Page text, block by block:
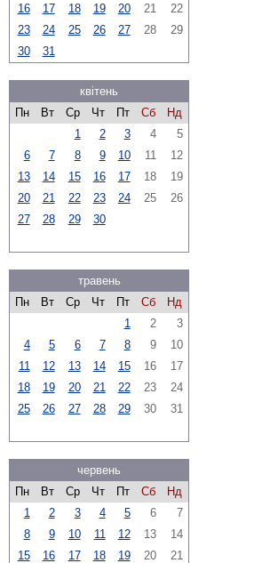
16
17 18 19 20 21
22
23
24 25 26 27 28
29
30
31
квітень
Пн
Вт Ср Чт Пт Сб
Нд
1
2 3 4
5
6
7 8 9 10 11
12
13
14 15 16 17 18
19
20
21 22 23 24 25
26
27
28 29 30
травень
Пн
Вт Ср Чт Пт Сб
Нд
1
2
3
4
5 6 7 8 9
10
11
12 13 14 15 16
17
18
19 20 21 22 23
24
25
26 27 28 29 30 31
червень
Пн
Вт Ср Чт Пт Сб
Нд
1
2 3 4 5 6
7
8
9 10 11 12 13
14
15
16 17 18 19 20
21